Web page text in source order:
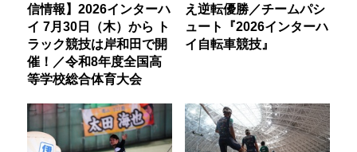
信情報】2026インターハ
イ 7月30日（木）から ト
ラック競技は岸和田で開
催！／令和8年度全国高
等学校総合体育大会
え逆転優勝／チームパシ
ュート『2026インターハ
イ自転車競技』